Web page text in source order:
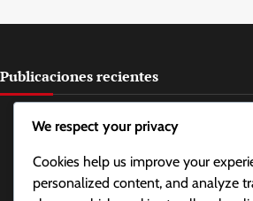
Publicaciones recientes
Rutinas de Ejercicio para Aliviar el Estrés:
Frecuencia, Efectos
Posicionamiento de la Lengua para la
We respect your privacy
Cookies help us improve your
personalized content, and analyze